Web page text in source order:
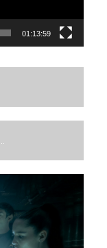
01:13:59